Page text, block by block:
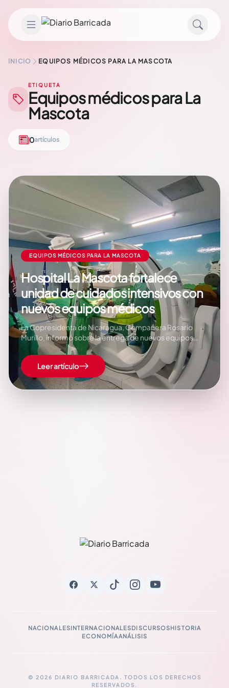
INICIO EQUIPOS MÉDICOS PARA LA MASCOTA
ETIQUETA
Equipos médicos para La
Mascota
0artículos
EQUIPOS MÉDICOS PARA LA MASCOTA
Hospital La Mascota fortalece
unidad de cuidados intensivos con
nuevos equipos médicos
La Copresidenta de Nicaragua, Compañera Rosario
Murillo, informó sobre la entrega de nuevos equipos
médicos destinados a fortalecer la atención
especializada que brinda el Hospital Infantil Manuel de
Jesús Rivera “La Mascota”, en Managua. Durante su
comunicación de este martes, destacó que la unidad de
cuidados intensivos pediátricos…
Leer artículo
NACIONALESINTERNACIONALESDISCURSOSHISTORIA
ECONOMÍAANÁLISIS
© 2026 DIARIO BARRICADA. TODOS LOS DERECHOS
RESERVADOS.